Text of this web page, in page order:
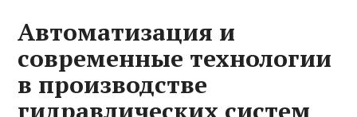
Автоматизация и
современные технологии
в производстве
гидравлических систем